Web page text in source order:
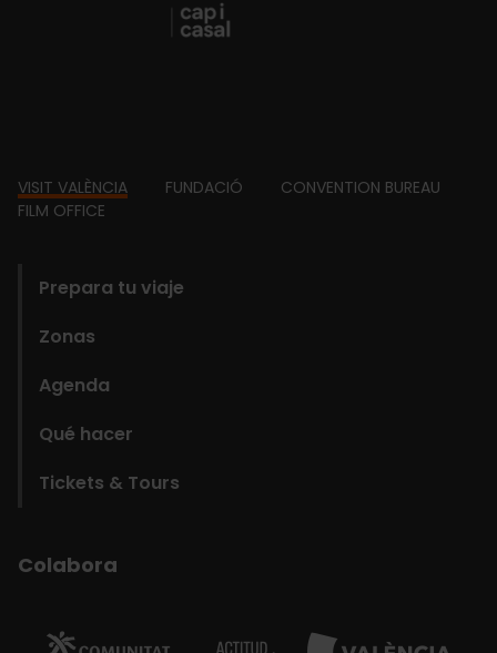
Footer
VISIT VALÈNCIA FUNDACIÓ
CONVENTION BUREAU
FILM OFFICE
Prepara tu viaje
Zonas
Agenda
Qué hacer
Tickets & Tours
Colabora